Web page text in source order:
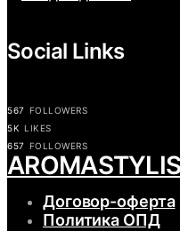
Social Links
567 FOLLOWERS
5K LIKES
657 FOLLOWERS
Договор-оферта
Политика ОПД